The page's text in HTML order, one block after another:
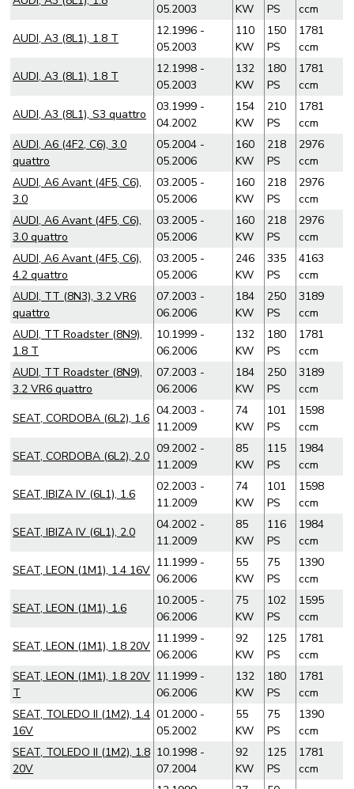
05.2003
KW
PS
ccm
AUDI, A3 (8L1), 1.8 T
12.1996 -
05.2003
110
KW
150
PS
1781
ccm
AUDI, A3 (8L1), 1.8 T
12.1998 -
05.2003
132
KW
180
PS
1781
ccm
AUDI, A3 (8L1), S3 quattro
03.1999 -
04.2002
154
KW
210
PS
1781
ccm
AUDI, A6 (4F2, C6), 3.0
quattro
05.2004 -
05.2006
160
KW
218
PS
2976
ccm
AUDI, A6 Avant (4F5, C6),
3.0
03.2005 -
05.2006
160
KW
218
PS
2976
ccm
AUDI, A6 Avant (4F5, C6),
3.0 quattro
03.2005 -
05.2006
160
KW
218
PS
2976
ccm
AUDI, A6 Avant (4F5, C6),
4.2 quattro
03.2005 -
05.2006
246
KW
335
PS
4163
ccm
AUDI, TT (8N3), 3.2 VR6
quattro
07.2003 -
06.2006
184
KW
250
PS
3189
ccm
AUDI, TT Roadster (8N9),
1.8 T
10.1999 -
06.2006
132
KW
180
PS
1781
ccm
AUDI, TT Roadster (8N9),
3.2 VR6 quattro
07.2003 -
06.2006
184
KW
250
PS
3189
ccm
SEAT, CORDOBA (6L2), 1.6
04.2003 -
11.2009
74
KW
101
PS
1598
ccm
SEAT, CORDOBA (6L2), 2.0
09.2002 -
11.2009
85
KW
115
PS
1984
ccm
SEAT, IBIZA IV (6L1), 1.6
02.2003 -
11.2009
74
KW
101
PS
1598
ccm
SEAT, IBIZA IV (6L1), 2.0
04.2002 -
11.2009
85
KW
116
PS
1984
ccm
SEAT, LEON (1M1), 1.4 16V
11.1999 -
06.2006
55
KW
75
PS
1390
ccm
SEAT, LEON (1M1), 1.6
10.2005 -
06.2006
75
KW
102
PS
1595
ccm
SEAT, LEON (1M1), 1.8 20V
11.1999 -
06.2006
92
KW
125
PS
1781
ccm
SEAT, LEON (1M1), 1.8 20V
T
11.1999 -
06.2006
132
KW
180
PS
1781
ccm
SEAT, TOLEDO II (1M2), 1.4
16V
01.2000 -
05.2002
55
KW
75
PS
1390
ccm
SEAT, TOLEDO II (1M2), 1.8
20V
10.1998 -
07.2004
92
KW
125
PS
1781
ccm